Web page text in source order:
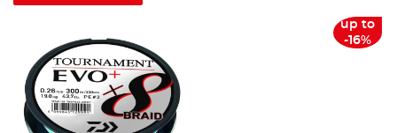
up to
-16%